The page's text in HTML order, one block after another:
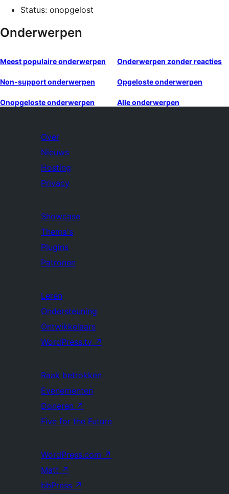
Status: onopgelost
Onderwerpen
Meest populaire onderwerpen Onderwerpen zonder reacties
Non-support onderwerpen Opgeloste onderwerpen
Onopgeloste onderwerpen Alle onderwerpen
Over
Nieuws
Hosting
Privacy
Showcase
Thema's
Plugins
Patronen
Leren
Ondersteuning
Ontwikkelaars
WordPress.tv ↗
Raak betrokken
Evenementen
Doneren ↗
Five for the Future
WordPress.com ↗
Matt ↗
bbPress ↗